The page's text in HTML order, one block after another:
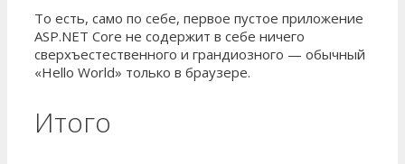
То есть, само по себе, первое пустое приложение
ASP.NET Core не содержит в себе ничего
сверхъестественного и грандиозного — обычный
«Hello World» только в браузере.
Итого